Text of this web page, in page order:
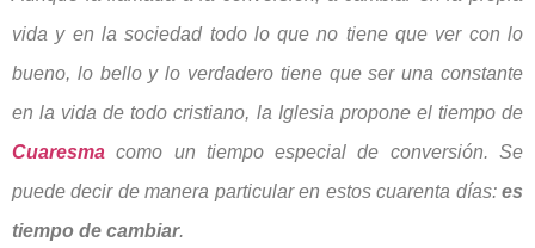
vida y en la sociedad todo lo que no tiene que ver con lo
bueno, lo bello y lo verdadero tiene que ser una constante
en la vida de todo cristiano, la Iglesia propone el tiempo de
Cuaresma como un tiempo especial de conversión. Se
puede decir de manera particular en estos cuarenta días: es
tiempo de cambiar.